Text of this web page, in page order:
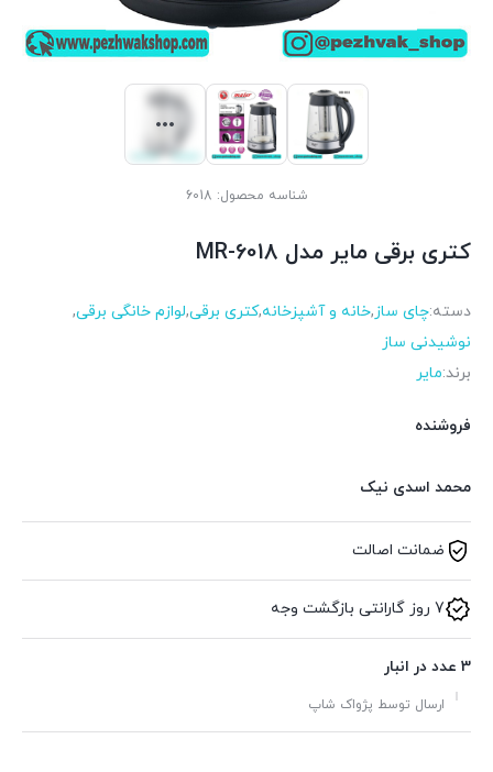
شناسه محصول: 6018
کتری برقی مایر مدل MR-6018
دسته:چای ساز,خانه و آشپزخانه,کتری برقی,لوازم خانگی برقی,
نوشیدنی ساز
برند:مایر
فروشنده
محمد اسدی نیک
ضمانت اصالت
7 روز گارانتی بازگشت وجه
3 عدد در انبار
ارسال توسط پژواک شاپ